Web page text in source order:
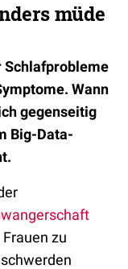
müde
Schlafprobleme
Wann
gegenseitig
Big-Data-
zu